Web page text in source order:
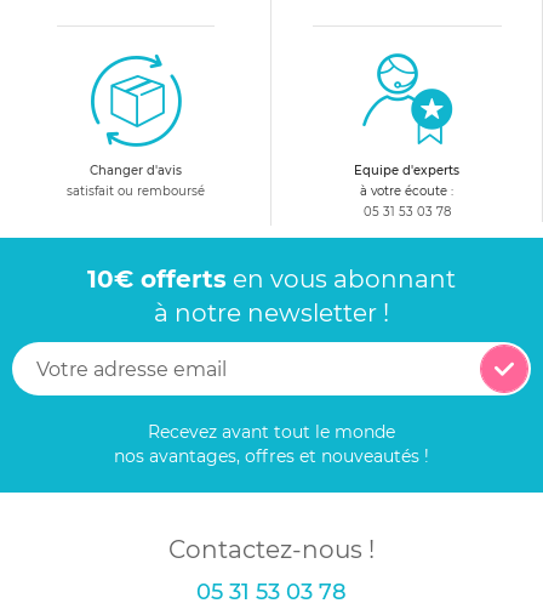
Changer d'avis
satisfait ou remboursé
Equipe d'experts
à votre écoute :
05 31 53 03 78
10€ offerts en vous abonnant
à notre newsletter !
Recevez avant tout le monde
nos avantages, offres et nouveautés !
Contactez-nous !
05 31 53 03 78